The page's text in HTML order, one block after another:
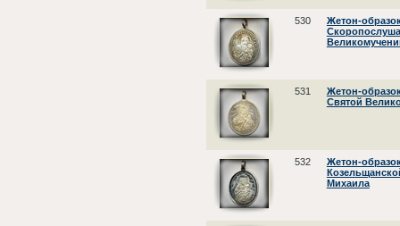
530
Жетон-
531
Жетон-
Святой
532
Жетон-
Михаила